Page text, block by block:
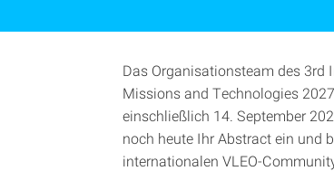
Das Organisationsteam des 3rd
Missions and Technologies
einschließlich 14. September
noch heute Ihr Abstract ein und
internationalen VLEO-